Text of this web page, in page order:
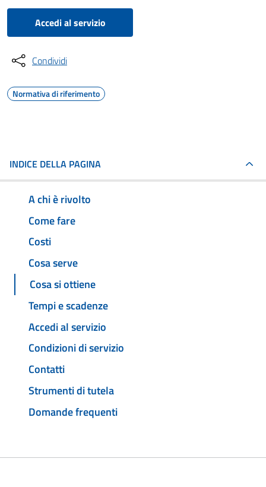
Accedi al servizio
Condividi
Normativa di riferimento
INDICE DELLA PAGINA
A chi è rivolto
Come fare
Costi
Cosa serve
Cosa si ottiene
Tempi e scadenze
Accedi al servizio
Condizioni di servizio
Contatti
Strumenti di tutela
Domande frequenti